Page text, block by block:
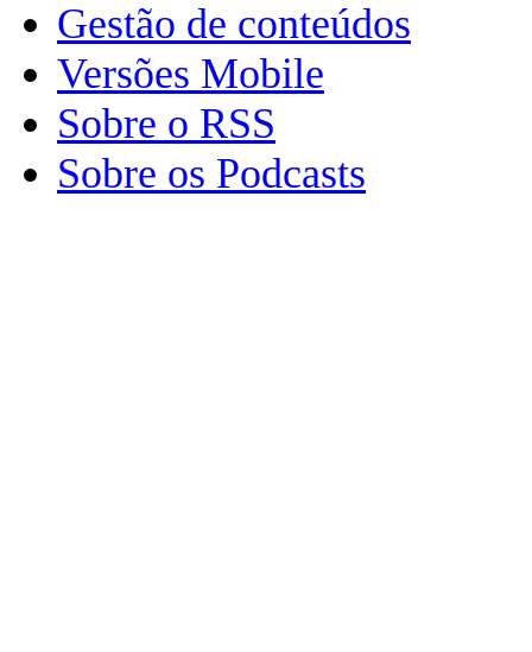
Gestão de conteúdos
Versões Mobile
Sobre o RSS
Sobre os Podcasts